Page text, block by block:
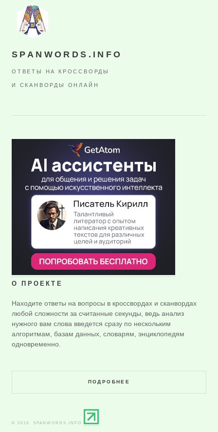
SPANWORDS.INFO
ОТВЕТЫ НА КРОССВОРДЫ
И СКАНВОРДЫ ОНЛАЙН
О ПРОЕКТЕ
Находите ответы на вопросы в кроссвордах и сканвордах
любой сложности за считанные секунды, ведь анализ
нужного вам слова введется сразу по нескольким
алгоритмам, базам данных, словарям, энциклопедям
одновременно.
ПОДРОБНЕЕ
© 2016. SPANWORDS.INFO